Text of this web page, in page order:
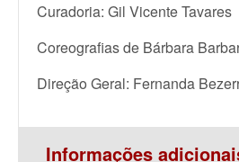
Curadoria: Gil Vicente Tavares
Coreografias de Bárbara
Direção Geral: Fernanda
Informações